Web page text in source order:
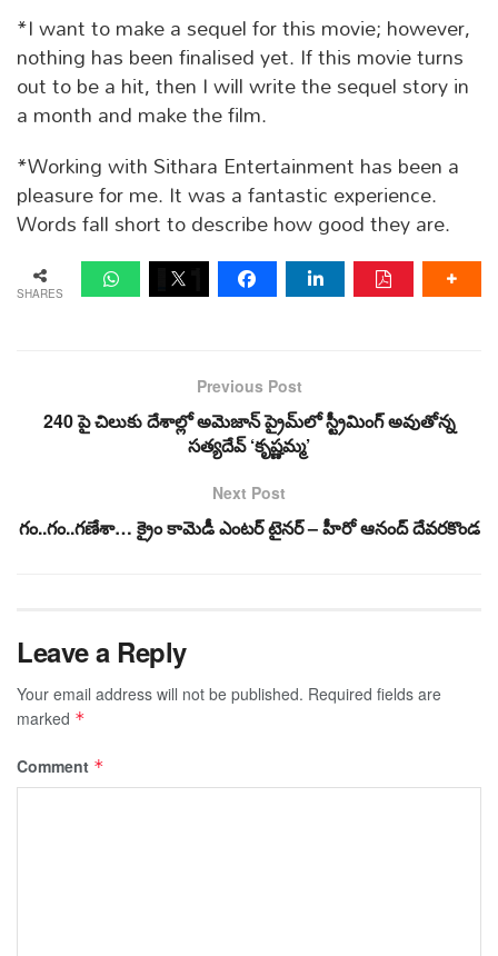
*I want to make a sequel for this movie; however,
nothing has been finalised yet. If this movie turns
out to be a hit, then I will write the sequel story in
a month and make the film.
*Working with Sithara Entertainment has been a
pleasure for me. It was a fantastic experience.
Words fall short to describe how good they are.
SHARES
Previous Post
240 పై చిలుకు దేశాల్లో అమెజాన్ ప్రైమ్‌లో స్ట్రీమింగ్ అవుతోన్న‌
స‌త్య‌దేవ్ ‘కృష్ణ‌మ్మ‌’
Next Post
గం..గం..గణేశా… క్రైం కామెడీ ఎంటర్ టైనర్ – హీరో ఆనంద్ దేవరకొండ
Leave a Reply
Your email address will not be published. Required fields are
marked *
Comment *